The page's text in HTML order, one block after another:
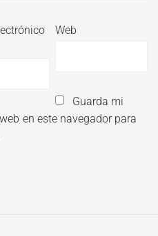
Web
Guarda mi
en este navegador para